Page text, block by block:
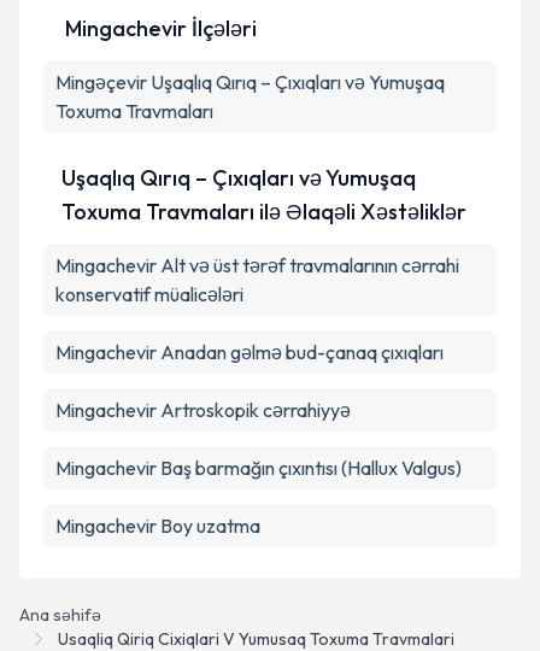
Şəxsi məlumatlarımın emal edilməsinə dair
Aydınlatma Mətni
Təqvim Tələbini Göndər
Ana səhifə
Usaqliq Qiriq Cixiqlari V Yumusaq Toxuma Travmalari
Mingachevir İlçələri
Mingəçevir Uşaqlıq Qırıq – Çıxıqları və Yumuşaq
Toxuma Travmaları
Uşaqlıq Qırıq – Çıxıqları və Yumuşaq
Toxuma Travmaları ilə Əlaqəli Xəstəliklər
Mingachevir Alt və üst tərəf travmalarının cərrahi
konservatif müalicələri
Mingachevir Anadan gəlmə bud-çanaq çıxıqları
Mingachevir Artroskopik cərrahiyyə
Mingachevir Baş barmağın çıxıntısı (Hallux Valgus)
Mingachevir Boy uzatma